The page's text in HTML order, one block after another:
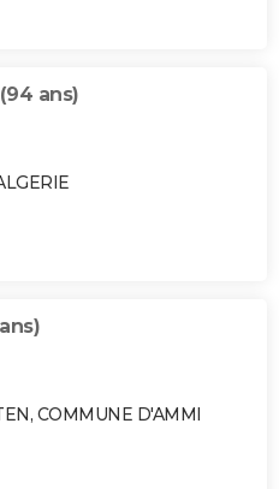
(94 ans)
COMMUNE D'AMMI